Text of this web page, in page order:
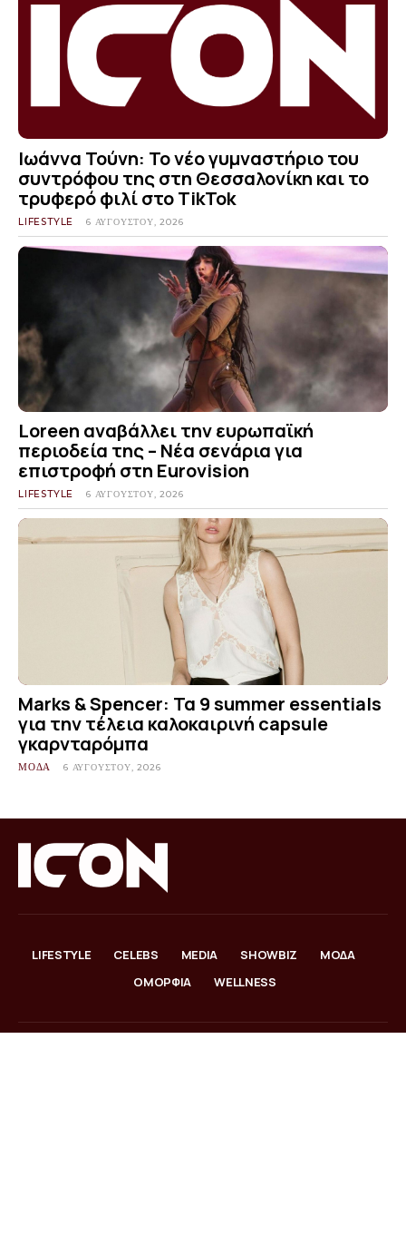
Ιωάννα Τούνη: Το νέο γυμναστήριο του
συντρόφου της στη Θεσσαλονίκη και το
τρυφερό φιλί στο TikTok
LIFESTYLE 6 ΑΥΓΟΎΣΤΟΥ, 2026
Loreen αναβάλλει την ευρωπαϊκή
περιοδεία της – Νέα σενάρια για
επιστροφή στη Eurovision
LIFESTYLE 6 ΑΥΓΟΎΣΤΟΥ, 2026
Marks & Spencer: Τα 9 summer essentials
για την τέλεια καλοκαιρινή capsule
γκαρνταρόμπα
ΜΟΔΑ 6 ΑΥΓΟΎΣΤΟΥ, 2026
LIFESTYLE CELEBS MEDIA SHOWBIZ
ΜΟΔΑ
ΟΜΟΡΦΙΑ
WELLNESS